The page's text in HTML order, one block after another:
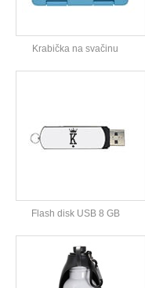
Krabička na svačinu
Flash disk USB 8 GB